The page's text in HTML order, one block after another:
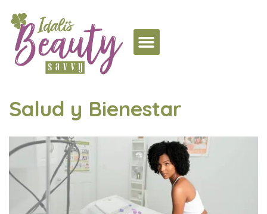
Salud y Bienestar